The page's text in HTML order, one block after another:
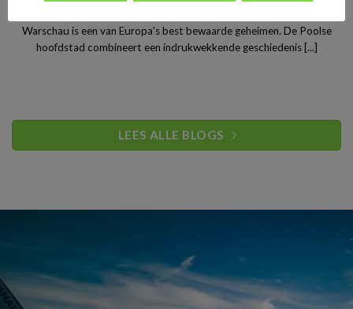
Polen’s bruisende hoofdstad
Warschau is een van Europa’s best bewaarde geheimen. De Poolse
hoofdstad combineert een indrukwekkende geschiedenis [...]
LEES ALLE BLOGS